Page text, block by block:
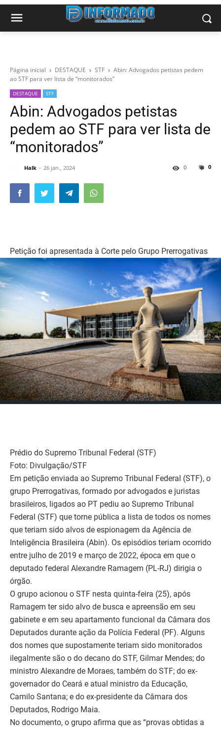
Página inicial DESTAQUE STF
Abin: Advogados petistas pedem
ao STF para ver lista de “monitorados”
DESTAQUE STF
Abin: Advogados petistas
pedem ao STF para ver lista de
“monitorados”
Halk 26 jan., 2024 0
0
Petição foi apresentada à Corte pelo Grupo Prerrogativas
Prédio do Supremo Tribunal Federal (STF)
Foto: Divulgação/STF
Em petição enviada ao Supremo Tribunal Federal (STF), o
grupo Prerrogativas, formado por advogados e juristas
brasileiros, ligados ao PT pediu ao Supremo Tribunal
Federal (STF) que torne pública a lista de todos os nomes
que teriam sido alvos de espionagem da Agência de
Inteligência Brasileira (Abin). Os episódios teriam ocorrido
entre julho de 2019 e março de 2022, época em que o
deputado federal Alexandre Ramagem (PL-RJ) dirigia o
órgão.
O grupo acionou o STF nesta quinta-feira (25), após
Ramagem ter sido alvo de busca e apreensão em seu
gabinete e em seu apartamento funcional da Câmara dos
Deputados durante ação da Polícia Federal (PF). Alguns
dos nomes que supostamente teriam sido monitorados
ilegalmente são o do decano do STF, Gilmar Mendes; do
ministro Alexandre de Moraes, também do STF; do ex-
governador do Ceará e atual ministro da Educação,
Camilo Santana; e do ex-presidente da Câmara dos
Deputados, Rodrigo Maia.
No documento, o grupo afirma que as “provas obtidas a